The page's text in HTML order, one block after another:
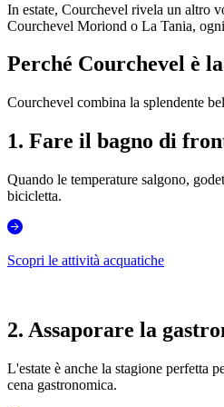
In estate, Courchevel rivela un altro
Courchevel Moriond o La Tania,
Perché Courchevel è
Courchevel combina la splendente
1. Fare il bagno di
Quando le temperature salgono,
bicicletta.
Scopri le attività acquatiche
2. Assaporare la
L'estate è anche la stagione perfetta
cena gastronomica.